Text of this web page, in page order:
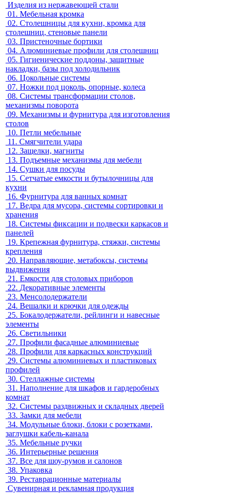
Изделия из нержавеющей стали
01. Мебельная кромка
02. Столешницы для кухни, кромка для
столешниц, стеновые панели
03. Пристеночные бортики
04. Алюминиевые профили для столешниц
05. Гигиенические поддоны, защитные
накладки, базы под холодильник
06. Цокольные системы
07. Ножки под цоколь, опорные, колеса
08. Системы трансформации столов,
механизмы поворота
09. Механизмы и фурнитура для изготовления
столов
10. Петли мебельные
11. Смягчители удара
12. Защелки, магниты
13. Подъемные механизмы для мебели
14. Сушки для посуды
15. Сетчатые емкости и бутылочницы для
кухни
16. Фурнитура для ванных комнат
17. Ведра для мусора, системы сортировки и
хранения
18. Системы фиксации и подвески каркасов и
панелей
19. Крепежная фурнитура, стяжки, системы
крепления
20. Направляющие, метабоксы, системы
выдвижения
21. Емкости для столовых приборов
22. Декоративные элементы
23. Менсолодержатели
24. Вешалки и крючки для одежды
25. Бокалодержатели, рейлинги и навесные
элементы
26. Светильники
27. Профили фасадные алюминиевые
28. Профили для каркасных конструкций
29. Системы алюминиевых и пластиковых
профилей
30. Стеллажные системы
31. Наполнение для шкафов и гардеробных
комнат
32. Системы раздвижных и складных дверей
33. Замки для мебели
34. Модульные блоки, блоки с розетками,
заглушки кабель-канала
35. Мебельные ручки
36. Интерьерные решения
37. Все для шоу-румов и салонов
38. Упаковка
39. Реставрационные материалы
Сувенирная и рекламная продукция